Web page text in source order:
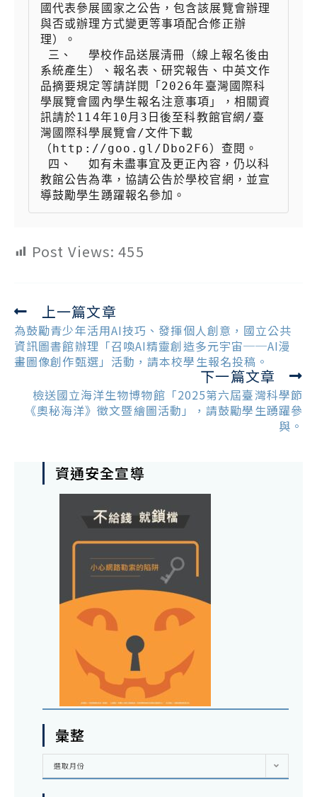
國代表參展國家之公告，包含該展覽會辦理
與否或辦理方式變更等事項配合修正辦
理）。
系統產生）、報名表、研究報告、中英文作
品摘要規定等請詳閱「2026年臺灣國際科
學展覽會國內學生報名注意事項」，相關資
訊請於114年10月3日後至科教館官網/臺
灣國際科學展覽會/文件下載
（http://goo.gl/Dbo2F6）查閱。
教館公告為準，協請公告於學校官網，並宣
導鼓勵學生踴躍報名參加。
Post Views: 455
Read
more
articles
上一篇文章
為鼓勵青少年活用AI技巧、發揮個人創意，國立公共
資訊圖書館辦理「召喚AI精靈創造多元宇宙──AI漫
畫圖像創作甄選」活動，請本校學生報名投稿。
下一篇文章
檢送國立海洋生物博物館「2025第六屆臺灣科學節
《奧秘海洋》徵文暨繪圖活動」，請鼓勵學生踴躍參
與。
資通安全宣導
彙整
彙
選取月份